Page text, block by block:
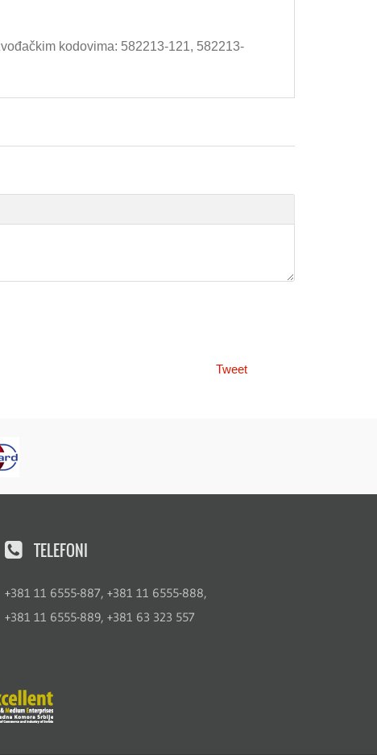
kodovima: 582213-121, 582213-
Tweet
TELEFONI
+381 11 6555-887, +381 11 6555-888,
+381 11 6555-889, +381 63 323 557